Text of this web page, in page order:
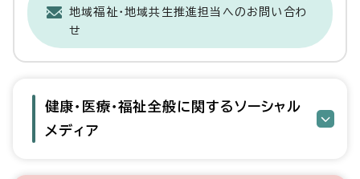
地域福祉・地域共生推進担当へのお問い合わ
せ
健康・医療・福祉全般に関するソーシャル
メディア